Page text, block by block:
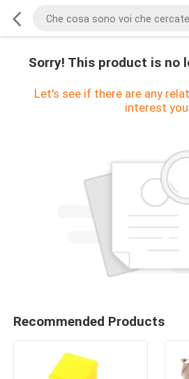
Sorry! This product is no
Let's see if there are any
interest you
Recommended Products